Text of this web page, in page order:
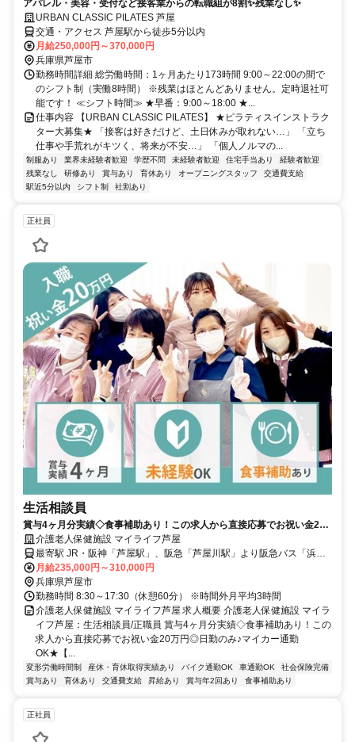
アパレル・美容・受付など接客業からの転職組が8割✨残業なし✨
URBAN CLASSIC PILATES 芦屋
交通・アクセス 芦屋駅から徒歩5分以内
月給250,000円～370,000円
兵庫県芦屋市
勤務時間詳細 総労働時間：1ヶ月あたり173時間 9:00～22:00の間で
のシフト制（実働8時間） ※残業はほとんどありません。定時退社可
能です！ ≪シフト時間≫ ★早番：9:00～18:00 ★...
仕事内容 【URBAN CLASSIC PILATES】 ★ピラティスインストラク
ター大募集★ 「接客は好きだけど、土日休みが取れない…」 「立ち
仕事や手荒れがキツく、将来が不安…」 「個人ノルマの...
制服あり 業界未経験者歓迎 学歴不問 未経験者歓迎 住宅手当あり
経験者歓迎
残業なし
研修あり 賞与あり 育休あり オープニングスタッフ
交通費支給
駅近5分以内
シフト制 社割あり
正社員
生活相談員
賞与4ヶ月分実績◇食事補助あり！この求人から直接応募でお祝い金20
万円◎日勤のみ♪マイカー通勤OK★【芦屋市・老健・生活相談員・正職
員】
介護老人保健施設 マイライフ芦屋
最寄駅 JR・阪神「芦屋駅」、阪急「芦屋川駅」より阪急バス「浜風
大橋南」停車場下車すぐ
月給235,000円～310,000円
兵庫県芦屋市
勤務時間 8:30～17:30（休憩60分） ※時間外月平均3時間
介護老人保健施設 マイライフ芦屋 求人概要 介護老人保健施設 マイラ
イフ芦屋：生活相談員/正職員 賞与4ヶ月分実績◇食事補助あり！この
求人から直接応募でお祝い金20万円◎日勤のみ♪マイカー通勤
OK★【...
変形労働時間制 産休・育休取得実績あり バイク通勤OK 車通勤OK
社会保険完備
賞与あり
育休あり 交通費支給 昇給あり 賞与年2回あり 食事補助あり
正社員